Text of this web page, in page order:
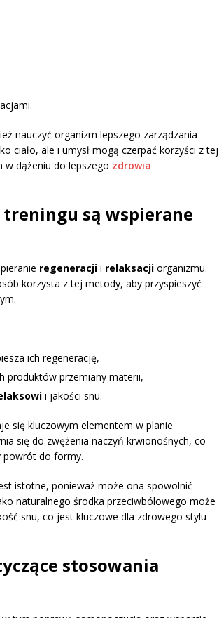
nauczyć organizm lepszego zarządzania
ciało, ale i umysł mogą czerpać korzyści z tej
dążeniu do lepszego zdrowia
treningu są wspierane
regeneracji i relaksacji organizmu.
korzysta z tej metody, aby przyspieszyć
ich regenerację,
produktów przemiany materii,
i jakości snu.
się kluczowym elementem w planie
się do zwężenia naczyń krwionośnych, co
powrót do formy.
istotne, ponieważ może ona spowolnić
naturalnego środka przeciwbólowego może
snu, co jest kluczowe dla zdrowego stylu
stosowania